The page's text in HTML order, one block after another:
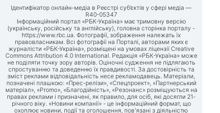
Ідентифікатор онлайн-медіа в Реєстрі суб’єктів у сфері медіа —
R40-05347
Інформаційний портал «РБК-Україна» має тримовну версію
(українську, російську та англійську), головна сторінка порталу -
https://www.rbc.ua. Фотографії, зображення належать їх
правовласникам. Всі фотографії на Порталі, авторами яких є
журналісти «РБК-Україна», розміщені на умовах ліцензії Creative
Commons Attribution 4.0 International. Редакція «РБК-Україна» може
не поділяти точку зору авторів. Оціночні судження не підлягають
спростуванню та доведенню їх правдивості. За достовірність та
зміст реклами відповідальність несе рекламодавець. Матеріали,
позначені плашкою: «Прес-релізи», «Спецпроект», «Партнерський
матеріал», «Promo», «Благодійність», «Резонанс» розміщуються на
правах реклами і призначені, як правило, для осіб, які досягли 21-
річного віку. «Новини компанії» - це інформаційний формат, що
охоплює новини, події та оголошення, пов'язані з діяльністю